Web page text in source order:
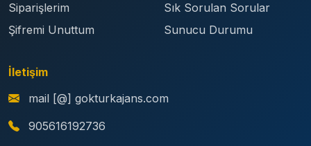
Siparişlerim
Şifremi Unuttum
Sık Sorulan Sorular
Sunucu Durumu
İletişim
mail [@] gokturkajans.com
905616192736